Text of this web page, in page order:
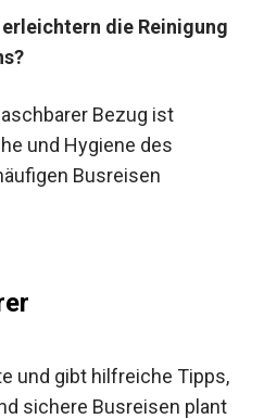
die Reinigung
Bezug ist
und Hygiene des
Busreisen
und gibt hilfreiche Tipps,
sichere Busreisen plant